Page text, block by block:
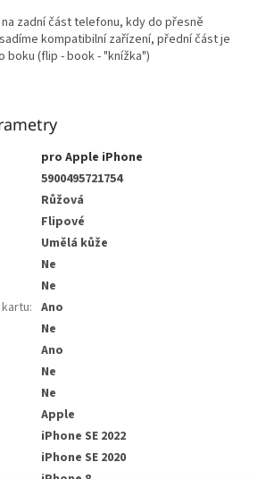
zadní část telefonu, kdy do přesně
kompatibilní zařízení, přední část je
(flip - book - "knížka")
pro Apple iPhone
5900495721754
Růžová
Flipové
Umělá kůže
Ne
Ne
: Ano
Ne
Ano
Ne
Ne
Apple
iPhone SE 2022
iPhone SE 2020